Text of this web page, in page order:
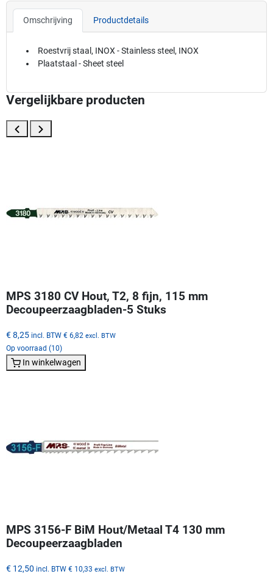
Omschrijving Productdetails
Roestvrij staal, INOX - Stainless steel, INOX
Plaatstaal - Sheet steel
Vergelijkbare producten
MPS 3180 CV Hout, T2, 8 fijn, 115 mm
Decoupeerzaagbladen-5 Stuks
€ 8,25 incl. BTW € 6,82 excl. BTW
Op voorraad (10)
In winkelwagen
MPS 3156-F BiM Hout/Metaal T4 130 mm
Decoupeerzaagbladen
€ 12,50 incl. BTW € 10,33 excl. BTW